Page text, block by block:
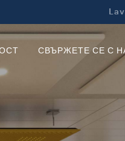
СВЪРЖЕТЕ СЕ С